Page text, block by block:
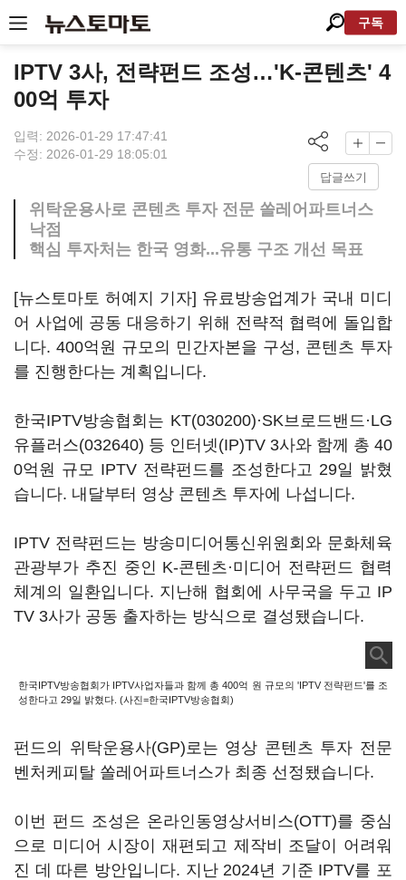
구독
IPTV 3사, 전략펀드 조성…'K-콘텐츠' 4
00억 투자
입력: 2026-01-29 17:47:41
수정: 2026-01-29 18:05:01
답글쓰기
위탁운용사로 콘텐츠 투자 전문 쏠레어파트너스
낙점
핵심 투자처는 한국 영화...유통 구조 개선 목표
[뉴스토마토 허예지 기자] 유료방송업계가 국내 미디
어 사업에 공동 대응하기 위해 전략적 협력에 돌입합
니다. 400억원 규모의 민간자본을 구성, 콘텐츠 투자
를 진행한다는 계획입니다.
한국IPTV방송협회는 KT(030200)·SK브로드밴드·LG
유플러스(032640) 등 인터넷(IP)TV 3사와 함께 총 40
0억원 규모 IPTV 전략펀드를 조성한다고 29일 밝혔
습니다. 내달부터 영상 콘텐츠 투자에 나섭니다.
IPTV 전략펀드는 방송미디어통신위원회와 문화체육
관광부가 추진 중인 K-콘텐츠·미디어 전략펀드 협력
체계의 일환입니다. 지난해 협회에 사무국을 두고 IP
TV 3사가 공동 출자하는 방식으로 결성됐습니다.
한국IPTV방송협회가 IPTV사업자들과 함께 총 400억 원 규모의 'IPTV 전략펀드'를 조
성한다고 29일 밝혔다. (사진=한국IPTV방송협회)
펀드의 위탁운용사(GP)로는 영상 콘텐츠 투자 전문
벤처케피탈 쏠레어파트너스가 최종 선정됐습니다.
이번 펀드 조성은 온라인동영상서비스(OTT)를 중심
으로 미디어 시장이 재편되고 제작비 조달이 어려워
진 데 따른 방안입니다. 지난 2024년 기준 IPTV를 포